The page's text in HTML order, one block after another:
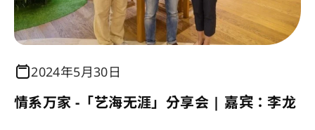
2024年5月30日
情系万家 -「艺海无涯」分享会 | 嘉宾：李龙